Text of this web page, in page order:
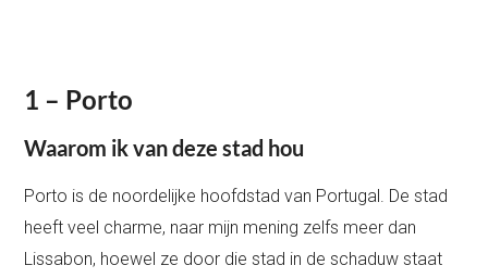
1 – Porto
Waarom ik van deze stad hou
Porto is de noordelijke hoofdstad van Portugal. De stad
heeft veel charme, naar mijn mening zelfs meer dan
Lissabon, hoewel ze door die stad in de schaduw staat